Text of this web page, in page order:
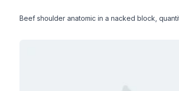
Beef shoulder anatomic in a nacked block,